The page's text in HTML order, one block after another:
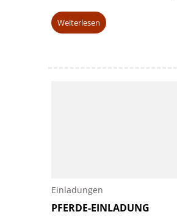
Weiterlesen
Einladungen
PFERDE-EINLADUNG